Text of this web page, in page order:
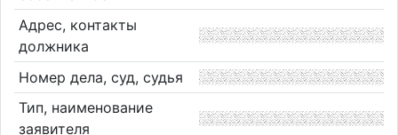
Адрес, контакты
должника
Номер дела, суд, судья
Тип, наименование
заявителя